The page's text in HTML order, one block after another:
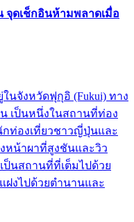
จุดเช็กอินห้ามพลาดเมื่อ
นจังหวัดฟุกุอิ (Fukui) ทาง
เป็นหนึ่งในสถานที่ท่อง
ท่องเที่ยวชาวญี่ปุ่นและ
หน้าผาที่สูงชันและวิว
ป็นสถานที่ที่เต็มไปด้วย
ฝงไปด้วยตำนานและ